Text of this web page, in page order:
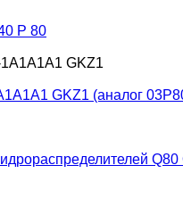
Р 80
GKZ1 (аналог
Q80